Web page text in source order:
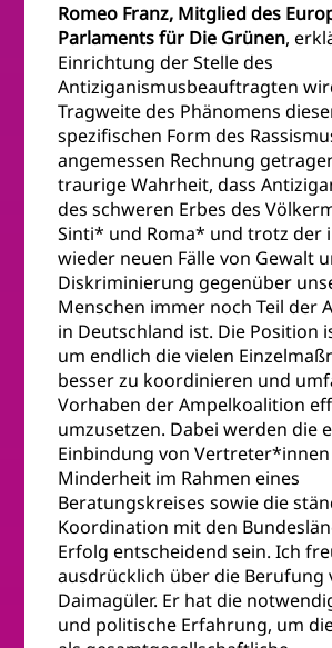
Romeo Franz, Mitglied des
Parlaments für Die Grünen,
Einrichtung der Stelle des
Antiziganismusbeauftragten
Tragweite des Phänomens
spezifischen Form des
angemessen Rechnung
traurige Wahrheit, dass
des schweren Erbes des
Sinti* und Roma* und trotz der
wieder neuen Fälle von Gewalt
Diskriminierung gegenüber
Menschen immer noch Teil der
in Deutschland ist. Die Position
um endlich die vielen
besser zu koordinieren und
Vorhaben der Ampelkoalition
umzusetzen. Dabei werden die
Einbindung von
Minderheit im Rahmen eines
Beratungskreises sowie die
Koordination mit den
Erfolg entscheidend sein. Ich
ausdrücklich über die Berufung
Daimagüler. Er hat die
und politische Erfahrung, um